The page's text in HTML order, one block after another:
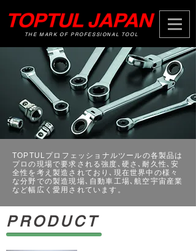
THE MARK OF PROFESSIONAL TOOL
TOPTULプロフェッショナルツールの各製品は
プロの現場で要求される強度､硬さ､耐久性､安
全性を考え製造されており､現在世界中の様々
な分野での製造現場､自動車工場､航空宇宙産業
など幅広く愛用されています。
PRODUCT